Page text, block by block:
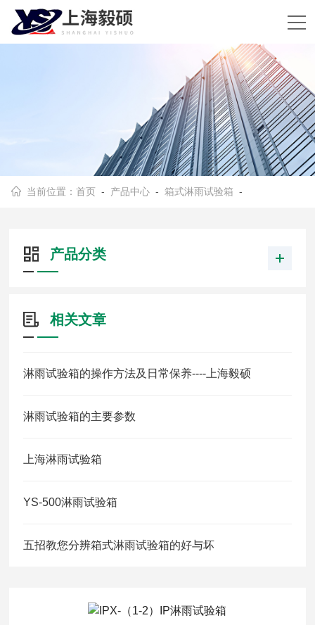
当前位置：首页 - 产品中心 - 箱式淋雨试验箱 -
产品分类
相关文章
淋雨试验箱的操作方法及日常保养----上海毅硕
淋雨试验箱的主要参数
上海淋雨试验箱
YS-500淋雨试验箱
五招教您分辨箱式淋雨试验箱的好与坏